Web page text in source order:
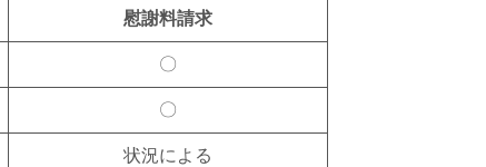
慰謝料請求
〇
〇
状況による